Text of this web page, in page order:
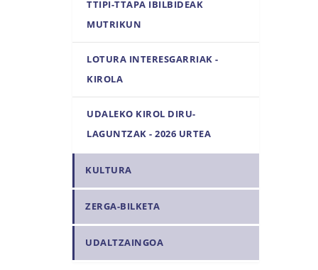
TTIPI-TTAPA IBILBIDEAK
MUTRIKUN
LOTURA INTERESGARRIAK -
KIROLA
UDALEKO KIROL DIRU-
LAGUNTZAK - 2026 URTEA
KULTURA
ZERGA-BILKETA
UDALTZAINGOA